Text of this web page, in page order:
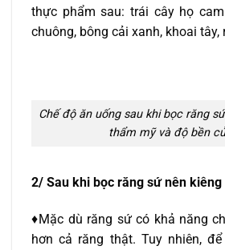
thực phẩm sau: trái cây họ
chuông, bông cải xanh, khoai tây,
Chế độ ăn uống sau khi bọc răng
thẩm mỹ và độ bền
2/ Sau khi bọc răng sứ nên kiêng
♦Mặc dù răng sứ có khả năng
hơn cả răng thật. Tuy nhiên,